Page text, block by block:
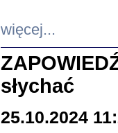
więcej...
słychać
25.10.2024